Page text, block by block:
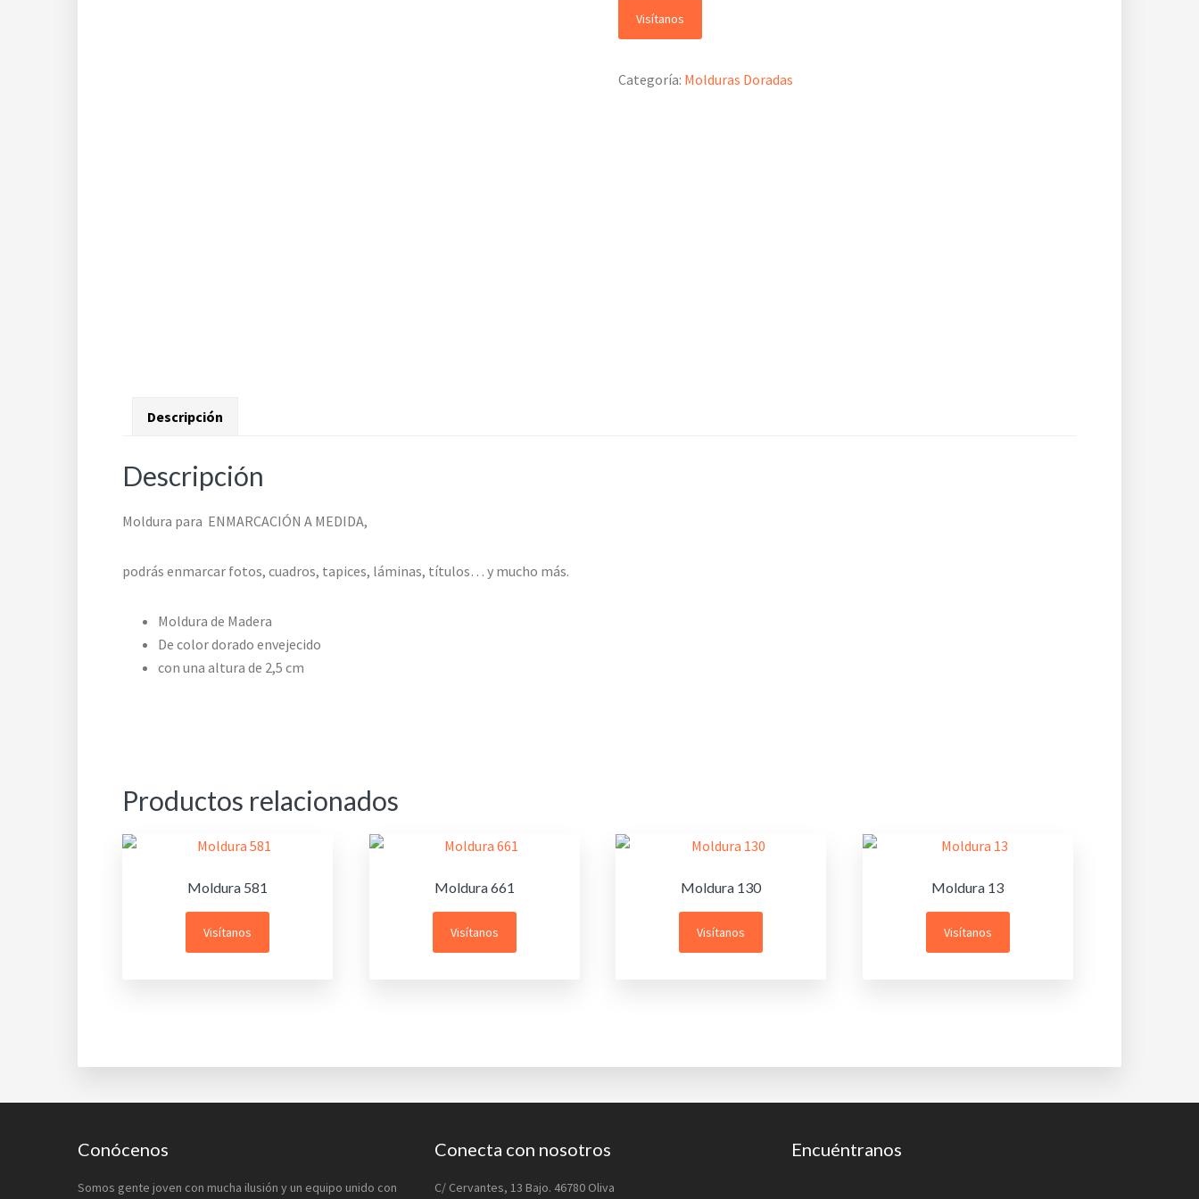
Visítanos
Categoría: Molduras Doradas
Descripción
Descripción
Moldura para ENMARCACIÓN A MEDIDA,
podrás enmarcar fotos, cuadros, tapices, láminas, títulos… y mucho más.
Moldura de Madera
De color dorado envejecido
con una altura de 2,5 cm
Productos relacionados
Moldura 581
Visítanos
Moldura 661
Visítanos
Moldura 130
Visítanos
Moldura 13
Visítanos
FooterConócenos
Somos gente joven con mucha ilusión y un equipo unido con
Conecta con nosotros
C/ Cervantes, 13 Bajo. 46780 Oliva
Encuéntranos